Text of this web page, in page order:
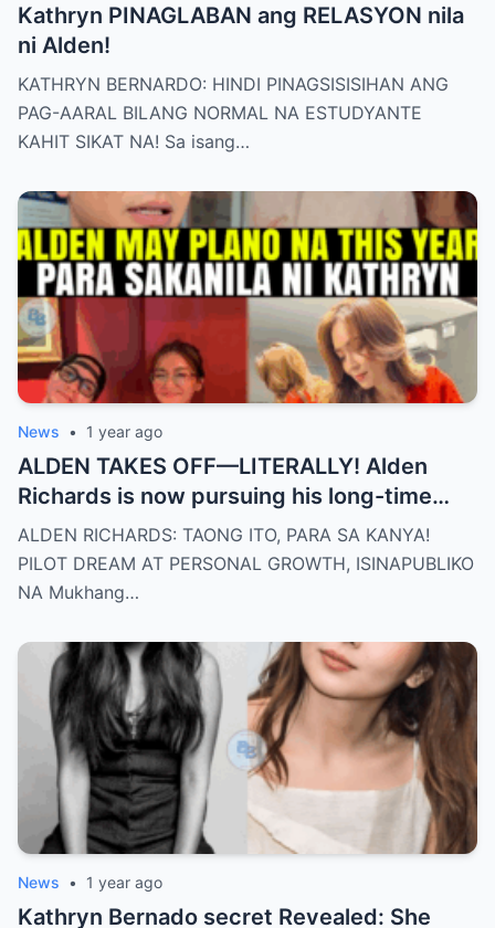
Kathryn PINAGLABAN ang RELASYON nila
ni Alden!
KATHRYN BERNARDO: HINDI PINAGSISISIHAN ANG
PAG-AARAL BILANG NORMAL NA ESTUDYANTE
KAHIT SIKAT NA! Sa isang…
News • 1 year ago
ALDEN TAKES OFF—LITERALLY! Alden
Richards is now pursuing his long-time
dream of becoming a PILOT! But wait,
there’s more
ALDEN RICHARDS: TAONG ITO, PARA SA KANYA!
PILOT DREAM AT PERSONAL GROWTH, ISINAPUBLIKO
NA Mukhang…
News • 1 year ago
Kathryn Bernado secret Revealed: She